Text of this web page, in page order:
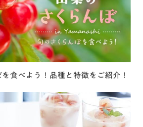
食べよう！品種と特徴をご紹介！